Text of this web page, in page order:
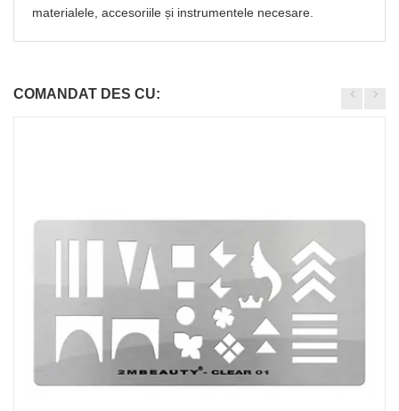
materialele, accesoriile și instrumentele necesare.
COMANDAT DES CU: